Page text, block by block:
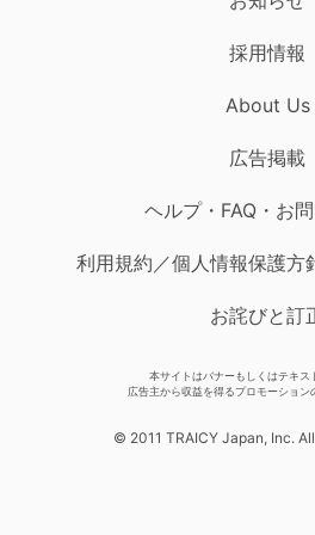
採用情報
About Us
広告掲載
ヘルプ・FAQ・お
利用規約／個人情報保護方
お詫びと訂
本サイトはバナーもしくはテキス
広告主から収益を得るプロモーション
© 2011 TRAICY Japan, Inc.